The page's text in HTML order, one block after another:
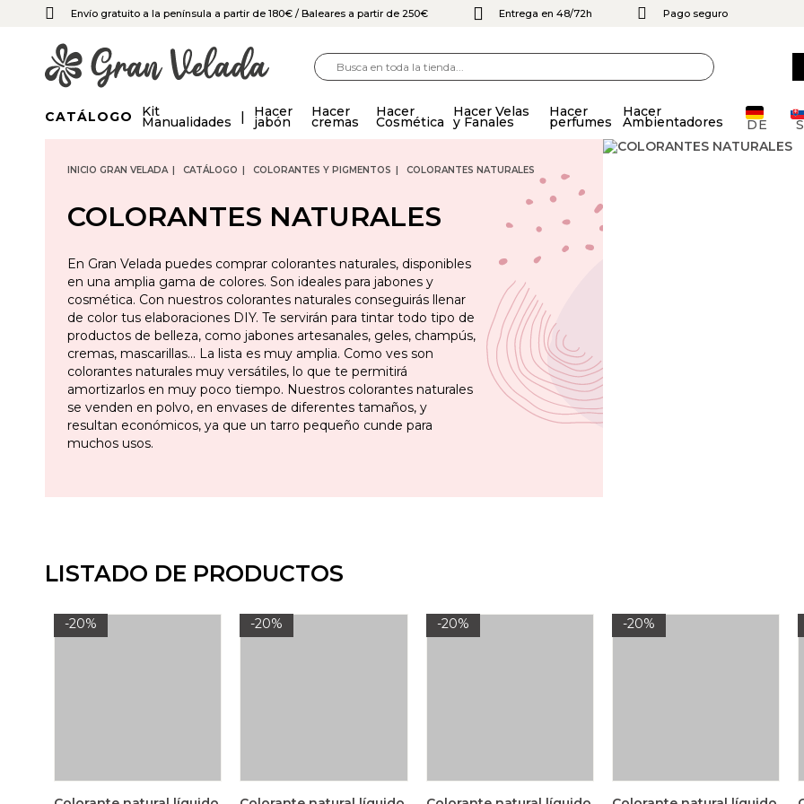
Envío gratuito a la península a partir de 180€ / Baleares a partir de 250€ Entrega en 48/72h Pago seguro
CATÁLOGO Kit
Manualidades
Hacer
jabón
Hacer
cremas
Hacer
Cosmética
Hacer Velas
y Fanales
Hacer
perfumes
Hacer
Ambientadores DE
INICIO GRAN VELADA CATÁLOGO COLORANTES Y PIGMENTOS COLORANTES NATURALES
COLORANTES NATURALES
En Gran Velada puedes comprar colorantes naturales, disponibles
en una amplia gama de colores. Son ideales para jabones y
cosmética. Con nuestros colorantes naturales conseguirás llenar
de color tus elaboraciones DIY. Te servirán para tintar todo tipo de
productos de belleza, como jabones artesanales, geles, champús,
cremas, mascarillas… La lista es muy amplia. Como ves son
colorantes naturales muy versátiles, lo que te permitirá
amortizarlos en muy poco tiempo. Nuestros colorantes naturales
se venden en polvo, en envases de diferentes tamaños, y
resultan económicos, ya que un tarro pequeño cunde para
muchos usos.
LISTADO DE PRODUCTOS
-20% -20% -20% -20%